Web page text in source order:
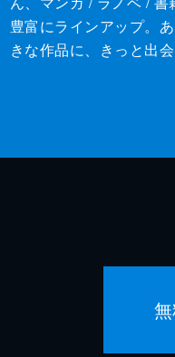
豊富にラインアップ。
きな作品に、きっと出会